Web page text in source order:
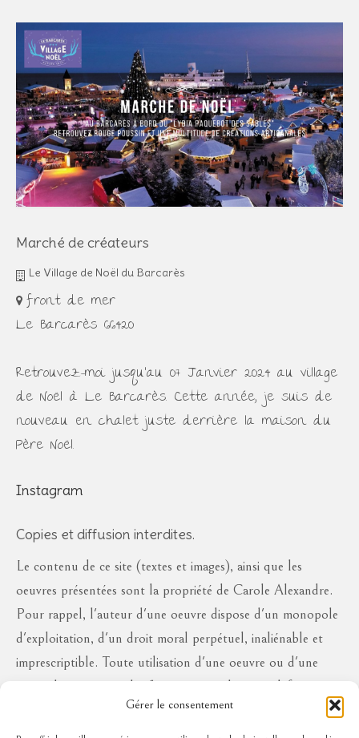
Gérer le consentement
Marché de créateurs
Le Village de Noël du Barcarès
front de mer
Le Barcarès 66420
Retrouvez-moi jusqu'au 07 Janvier 2024 au village
de Noël à Le Barcarès. Cette année, je suis de
nouveau en chalet juste derrière la maison du
Père Noël.
Instagram
Copies et diffusion interdites.
Le contenu de ce site (textes et images), ainsi que les
oeuvres présentées sont la propriété de Carole Alexandre.
Pour rappel, l'auteur d'une oeuvre dispose d'un monopole
d'exploitation, d'un droit moral perpétuel, inaliénable et
imprescriptible. Toute utilisation d'une oeuvre ou d'une
partie des oeuvres à des fins commerciales ou à défaut en
diffusion publique, sous quelque forme que ce soit, est
interdite sans l'autorisation de l'auteur, aux risques de se